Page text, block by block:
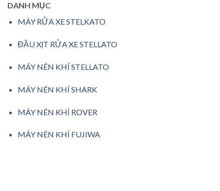
DANH MỤC
MÁY RỬA XE STELKATO
ĐẦU XỊT RỬA XE STELLATO
MÁY NÉN KHÍ STELLATO
MÁY NÉN KHÍ SHARK
MÁY NÉN KHÍ ROVER
MÁY NÉN KHÍ FUJIWA